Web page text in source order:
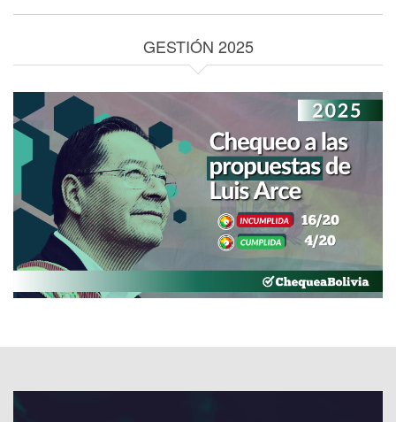
GESTIÓN 2025